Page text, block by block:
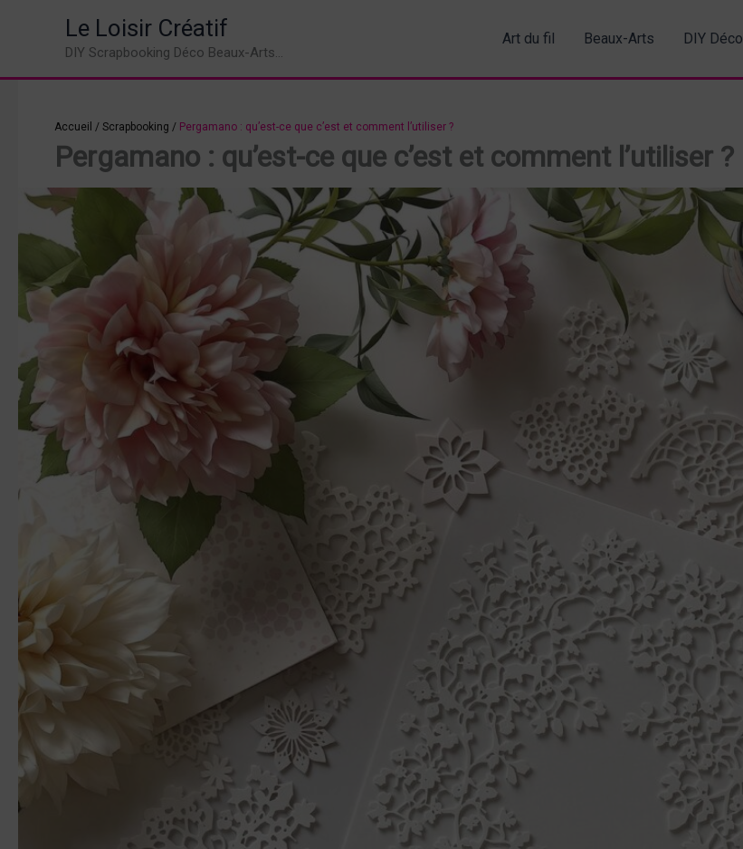
Le Loisir Créatif
DIY Scrapbooking Déco Beaux-Arts...
Art du fil Beaux-Arts DIY Déco
Accueil / Scrapbooking / Pergamano : qu’est-ce que c’est et comment l’utiliser ?
Pergamano : qu’est-ce que c’est et comment l’utiliser ?